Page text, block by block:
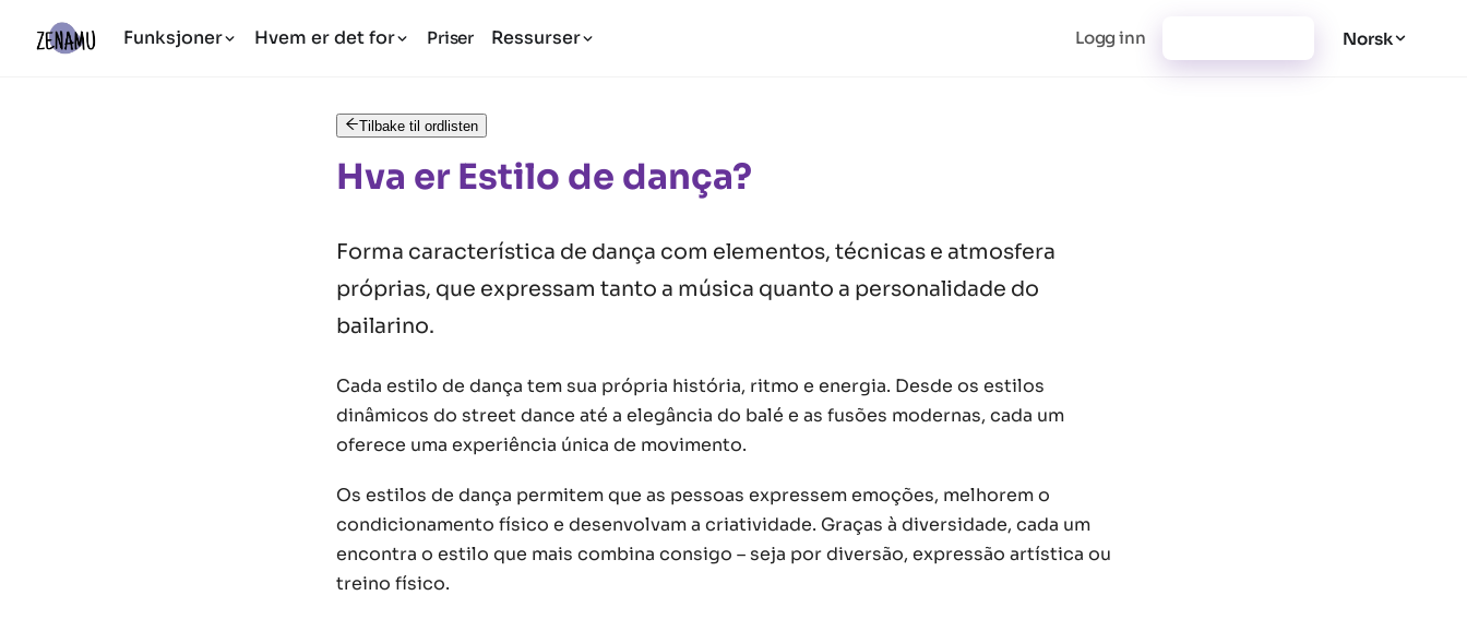
Funksjoner Hvem er det for Priser Ressurser Logg inn Norsk
Tilbake til ordlisten
Hva er Estilo de dança?
Forma característica de dança com elementos, técnicas e atmosfera
próprias, que expressam tanto a música quanto a personalidade do
bailarino.
Cada estilo de dança tem sua própria história, ritmo e energia. Desde os estilos
dinâmicos do street dance até a elegância do balé e as fusões modernas, cada um
oferece uma experiência única de movimento.
Os estilos de dança permitem que as pessoas expressem emoções, melhorem o
condicionamento físico e desenvolvam a criatividade. Graças à diversidade, cada um
encontra o estilo que mais combina consigo – seja por diversão, expressão artística ou
treino físico.